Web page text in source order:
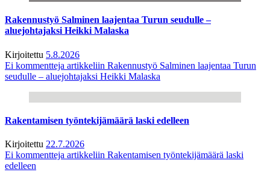
Rakennustyö Salminen laajentaa Turun seudulle –
aluejohtajaksi Heikki Malaska
Kirjoitettu 5.8.2026
Ei kommentteja artikkeliin Rakennustyö Salminen laajentaa Turun
seudulle – aluejohtajaksi Heikki Malaska
Rakentamisen työntekijämäärä laski edelleen
Kirjoitettu 22.7.2026
Ei kommentteja artikkeliin Rakentamisen työntekijämäärä laski
edelleen